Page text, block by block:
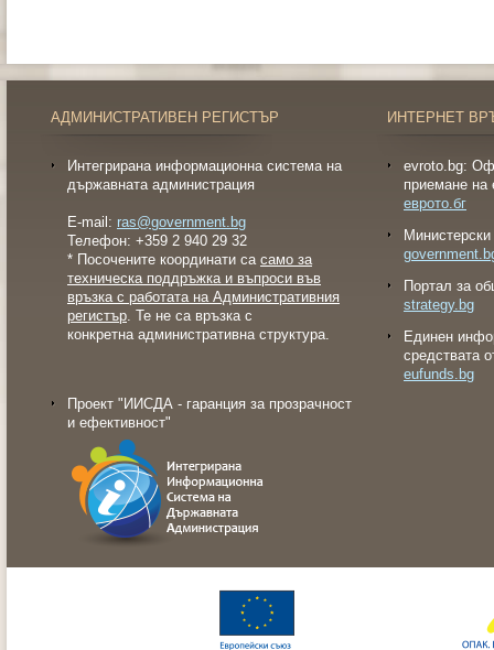
АДМИНИСТРАТИВЕН РЕГИСТЪР
Интегрирана информационна система на
държавната администрация
E-mail: ras@government.bg
Телефон: +359 2 940 29 32
* Посочените координати са само за
техническа поддръжка и въпроси във
връзка с работата на Административния
регистър. Те не са връзка с
конкретна административна структура.
Проект "ИИСДА - гаранция за прозрачност
и ефективност"
ИНТЕРНЕТ
evroto.bg:
приемане на
еврото.бг
Портал за
strategy.bg
Eдинен
средствата
eufunds.bg